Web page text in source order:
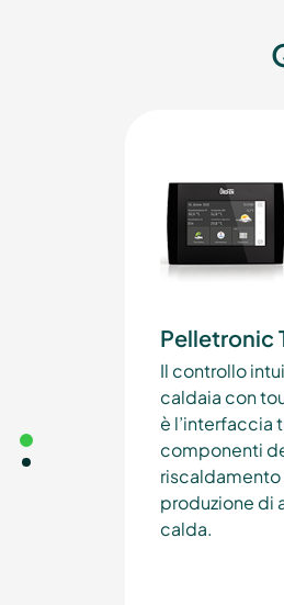
Pelletronic
Il controllo
caldaia con
è l’interfaccia
componenti
riscaldamento
produzione di
calda.